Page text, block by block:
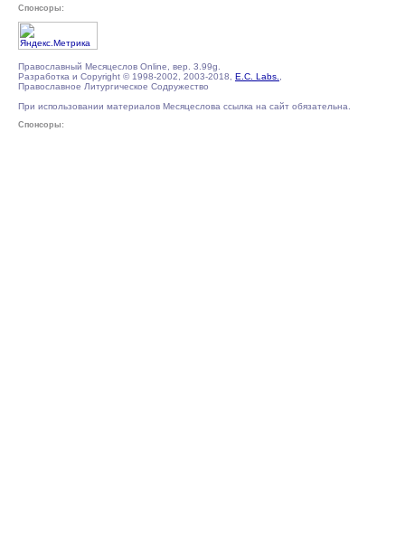
Спонсоры:
Православный Месяцеслов Online, вер. 3.99g.
Разработка и Copyright © 1998-2002, 2003-2018, E.C. Labs.
Православное Литургическое Содружество
При использовании материалов Месяцеслова ссылка на сайт обязательна.
Спонсоры: